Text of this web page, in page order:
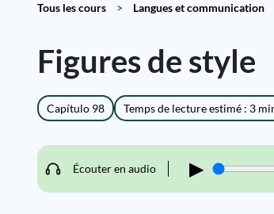
Tous les cours > Langues et communication
Figures de style
Capítulo 98 Temps de lecture estimé : 3
Écouter en audio ▶